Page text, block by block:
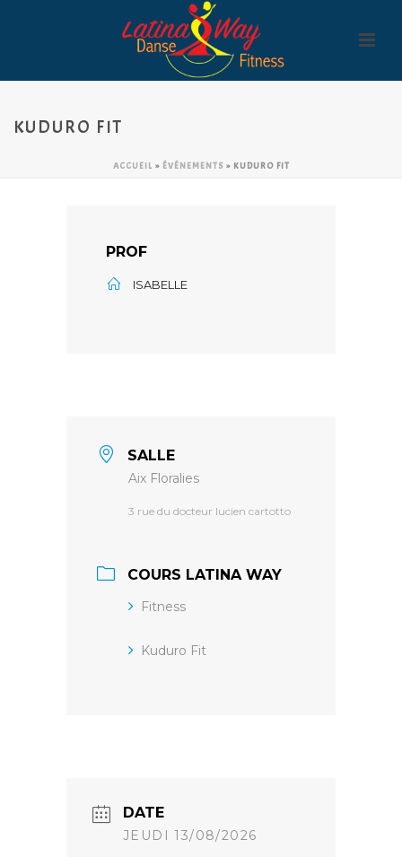
KUDURO FIT
ACCUEIL» ÉVÉNEMENTS» KUDURO FIT
PROF
ISABELLE
SALLE
Aix Floralies
3 rue du docteur lucien cartotto
COURS LATINA WAY
Fitness
Kuduro Fit
DATE
JEUDI 13/08/2026